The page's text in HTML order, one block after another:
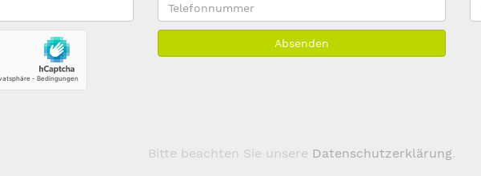
Telefonnummer
Absenden
Bitte beachten Sie unsere Datenschutzerklärung.